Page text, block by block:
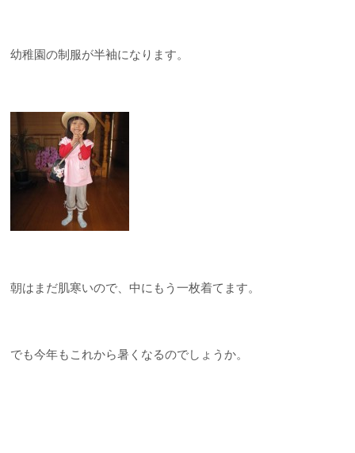
幼稚園の制服が半袖になります。
朝はまだ肌寒いので、中にもう一枚着てます。
でも今年もこれから暑くなるのでしょうか。